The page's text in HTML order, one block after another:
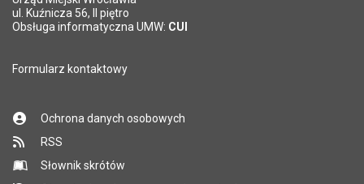
*
Pole wymagane
ul. Kuźnicza 56, II piętro
Obsługa informatyczna UMW: CUI
Formularz kontaktowy
Ochrona danych osobowych
RSS
Słownik skrótów